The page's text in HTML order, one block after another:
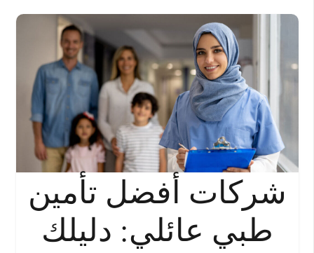
شركات أفضل تأمين
طبي عائلي: دليلك